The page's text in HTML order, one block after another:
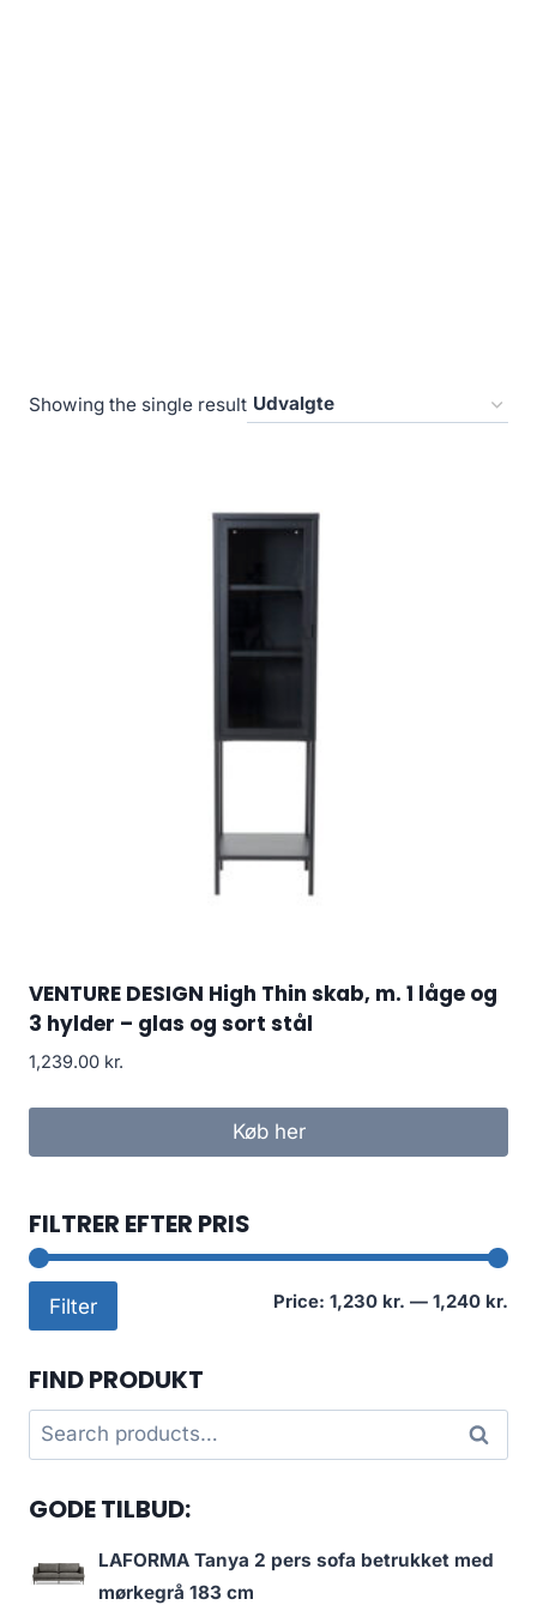
Showing the single result
VENTURE DESIGN High Thin skab, m. 1 låge og
3 hylder – glas og sort stål
1,239.00 kr.
Køb her
FILTRER EFTER PRIS
Filter Price: 1,230 kr. — 1,240 kr.
FIND PRODUKT
Search
for:
Search
GODE TILBUD:
LAFORMA Tanya 2 pers sofa betrukket med
mørkegrå 183 cm